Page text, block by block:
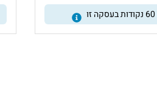
60 נקודות בעסקה זו